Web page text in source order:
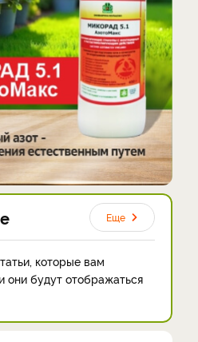
Еще
которые вам
они будут отображаться